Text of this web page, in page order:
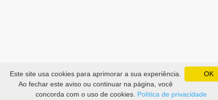
OK
Este site usa cookies para aprimorar a sua experiência.
Ao fechar este aviso ou continuar na página, você
concorda com o uso de cookies. Política de privacidade